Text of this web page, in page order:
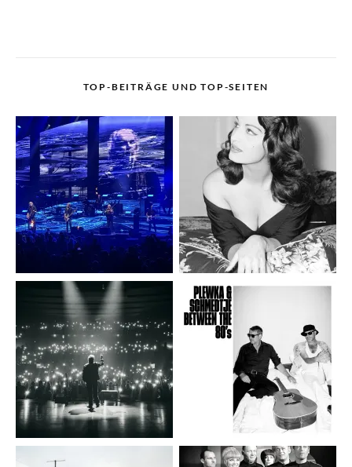
TOP-BEITRÄGE UND TOP-SEITEN